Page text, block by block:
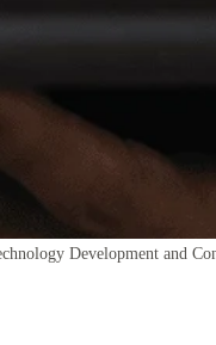
Development and